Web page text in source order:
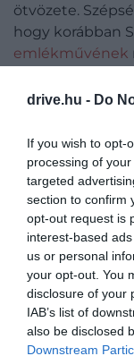
drive.hu - Do
If you wish to opt-
processing of
targeted
section to confirm
opt-out request is
interest-based
us or personal
your opt-out. You
disclosure of your
IAB’s list of
also be disclosed
Downstream
ötvözete.
hogy korábban
emlékművének
teljes történelmi
múltjáról